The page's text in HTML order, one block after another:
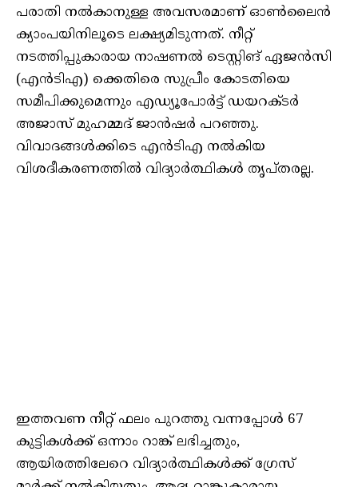
പരാതി നല്‍കാനുള്ള അവസരമാണ് ഓണ്‍ലൈന്‍
ക്യാംപയിനിലൂടെ ലക്ഷ്യമിടുന്നത്. നീറ്റ്
നടത്തിപ്പുകാരായ നാഷണല്‍ ടെസ്റ്റിങ് ഏജന്‍സി
(എന്‍ടിഎ) ക്കെതിരെ സുപ്രീം കോടതിയെ
സമീപിക്കുമെന്നും എഡ്യൂപോര്‍ട്ട് ഡയറക്ടര്‍
അജാസ് മുഹമ്മദ് ജാന്‍ഷര്‍ പറഞ്ഞു.
വിവാദങ്ങള്‍ക്കിടെ എന്‍ടിഎ നല്‍കിയ
വിശദീകരണത്തില്‍ വിദ്യാര്‍ത്ഥികള്‍ തൃപ്തരല്ല.
ഇത്തവണ നീറ്റ് ഫലം പുറത്തു വന്നപ്പോള്‍ 67
കുട്ടികള്‍ക്ക് ഒന്നാം റാങ്ക് ലഭിച്ചതും,
ആയിരത്തിലേറെ വിദ്യാര്‍ത്ഥികള്‍ക്ക് ഗ്രേസ്